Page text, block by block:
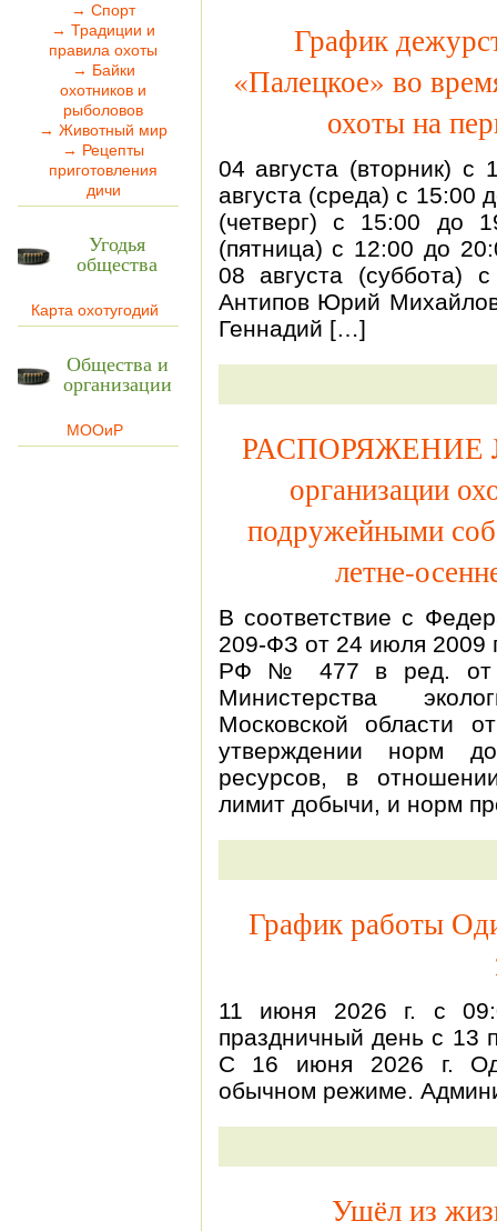
→ Спорт
→ Традиции и
правила охоты
→ Байки
охотников и
рыболовов
→ Животный мир
→ Рецепты
приготовления
дичи
Угодья
общества
Карта охотугодий
Общества и
организации
МООиР
График
«Палецкое» во
охоты на
04 августа (вторник)
августа (среда) с 15:00
(четверг) с 15:00 до
(пятница) с 12:00 до
08 августа
Антипов Юрий
Геннадий […]
РАСПОРЯЖЕНИЕ №
организации
подружейными
летне-
В соответствие с
209-ФЗ от 24 июля 2009
РФ № 477 в ред. от
Министерства
Московской
утверждении норм
ресурсов, в
лимит добычи, и норм
График работы
11 июня 2026 г. с
праздничный день с 13
С 16 июня 2026 г.
обычном режиме.
Ушёл из